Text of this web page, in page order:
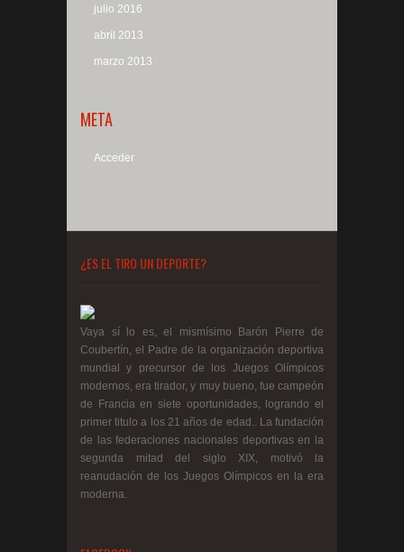
julio 2016
abril 2013
marzo 2013
META
Acceder
¿ES EL TIRO UN DEPORTE?
Vaya sí lo es, el mismísimo Barón Pierre de
Coubertín, el Padre de la organización deportiva
mundial y precursor de los Juegos Olímpicos
modernos, era tirador, y muy bueno, fue campeón
de Francia en siete oportunidades, logrando el
primer titulo a los 21 años de edad.. La fundación
de las federaciones nacionales deportivas en la
segunda mitad del siglo XIX, motivó la
reanudación de los Juegos Olímpicos en la era
moderna.